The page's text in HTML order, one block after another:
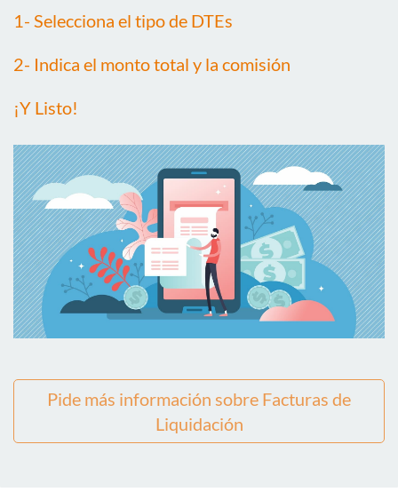
1- Selecciona el tipo de DTEs
2- Indica el monto total y la comisión
¡Y Listo!
Pide más información sobre Facturas de
Liquidación